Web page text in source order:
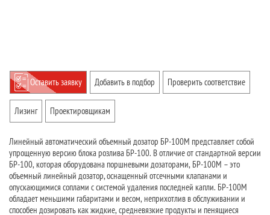
Оставить заявку Добавить в подбор Проверить соответствие
Лизинг Проектировщикам
Линейный автоматический объемный дозатор БР-100М представляет собой
упрощенную версию блока розлива БР-100. В отличие от стандартной версии
БР-100, которая оборудована поршневыми дозаторами, БР-100М – это
объемный линейный дозатор, оснащенный отсечными клапанами и
опускающимися соплами с системой удаления последней капли. БР-100М
обладает меньшими габаритами и весом, неприхотлив в обслуживании и
способен дозировать как жидкие, средневязкие продукты и пенящиеся